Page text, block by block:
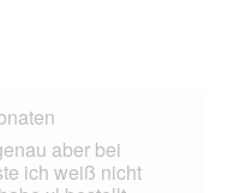
aber bei
ich weiß nicht